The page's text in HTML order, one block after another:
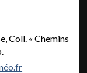
Coll. « Chemins